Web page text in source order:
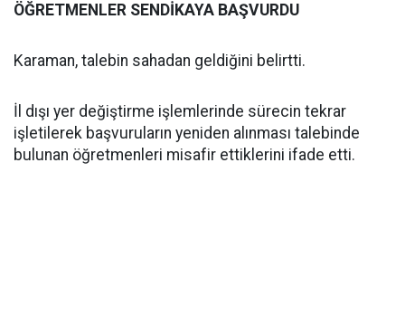
ÖĞRETMENLER SENDİKAYA BAŞVURDU
Karaman, talebin sahadan geldiğini belirtti.
İl dışı yer değiştirme işlemlerinde sürecin tekrar
işletilerek başvuruların yeniden alınması talebinde
bulunan öğretmenleri misafir ettiklerini ifade etti.